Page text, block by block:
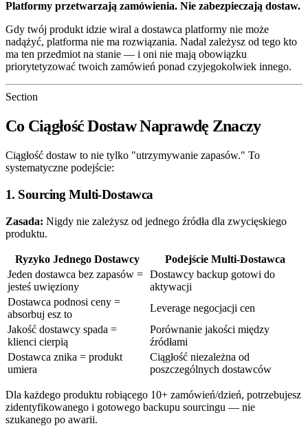
Platformy przetwarzają zamówienia. Nie zabezpieczają dostaw.
Gdy twój produkt idzie wiral a dostawca platformy nie może
nadążyć, platforma nie ma rozwiązania. Nadal zależysz od tego kto
ma ten przedmiot na stanie — i oni nie mają obowiązku
priorytetyzować twoich zamówień ponad czyjegokolwiek innego.
Section
Co Ciągłość Dostaw Naprawdę Znaczy
Ciągłość dostaw to nie tylko "utrzymywanie zapasów." To
systematyczne podejście:
1. Sourcing Multi-Dostawca
Zasada: Nigdy nie zależysz od jednego źródła dla zwycięskiego
produktu.
Ryzyko Jednego Dostawcy
Podejście Multi-Dostawca
Jeden dostawca bez zapasów =
jesteś uwięziony
Dostawcy backup gotowi do
aktywacji
Dostawca podnosi ceny =
absorbuj esz to
Leverage negocjacji cen
Jakość dostawcy spada =
klienci cierpią
Porównanie jakości między
źródłami
Dostawca znika = produkt
umiera
Ciągłość niezależna od
poszczególnych dostawców
Dla każdego produktu robiącego 10+ zamówień/dzień, potrzebujesz
zidentyfikowanego i gotowego backupu sourcingu — nie
szukanego po awarii.